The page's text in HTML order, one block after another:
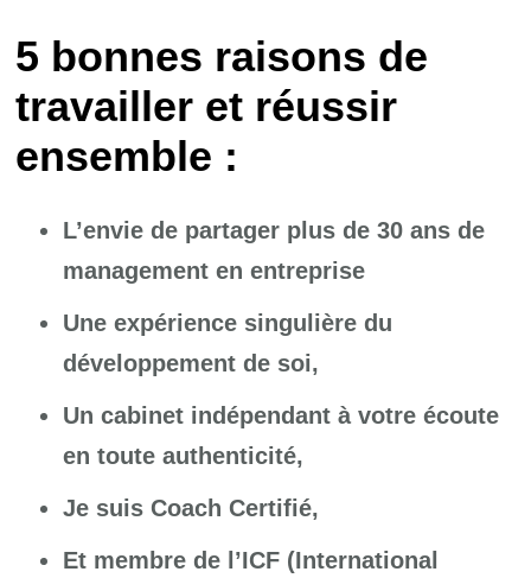
5 bonnes raisons de
travailler et réussir
ensemble :
L’envie de partager plus de 30 ans de
management en entreprise
Une expérience singulière du
développement de soi,
Un cabinet indépendant à votre écoute
en toute authenticité,
Je suis Coach Certifié,
Et membre de l’ICF (International